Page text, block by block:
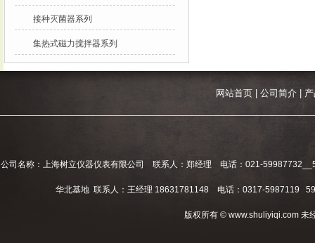
接种灭菌器系列
集热式磁力搅拌器系列
网站首页| 公司简介|
公司名称：上海树立仪器仪表有限公司 联系人：郑经理 电话：021-
华北基地 联系人：王经理 18631781148 电话：0317-5987119
版权所有 © www.shuliyiqi.com 未